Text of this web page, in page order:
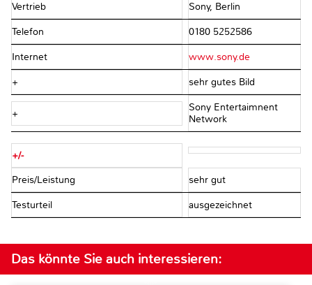
Vertrieb Sony, Berlin
Telefon 0180 5252586
Internet www.sony.de
+ sehr gutes Bild
+
Sony Entertaimnent
Network
+/-
Preis/Leistung sehr gut
Testurteil ausgezeichnet
Das könnte Sie auch interessieren: